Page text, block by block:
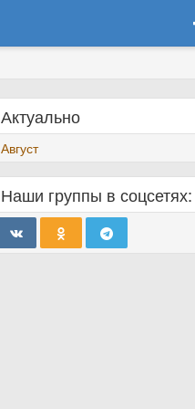
Актуально
Август
Наши группы в соцсетях: